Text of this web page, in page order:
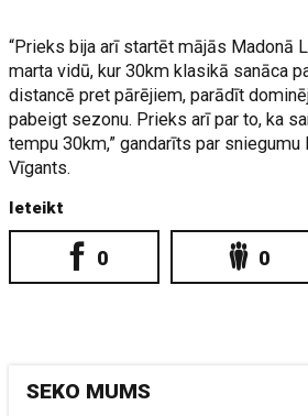
“Prieks bija arī startēt mājās Madonā
marta vidū, kur 30km klasikā sanāca
distancē pret pārējiem, parādīt
pabeigt sezonu. Prieks arī par to, ka
tempu 30km,” gandarīts par
Vīgants.
Ieteikt
0 0
SEKO MUMS